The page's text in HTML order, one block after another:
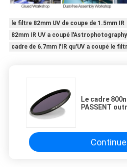
le filtre 82mm UV de coupe de 1.5mm IR
82mm IR UV a coupé
cadre de 6.7mm l'IR qu'UV a coupé le
Le cadre
PASSENT